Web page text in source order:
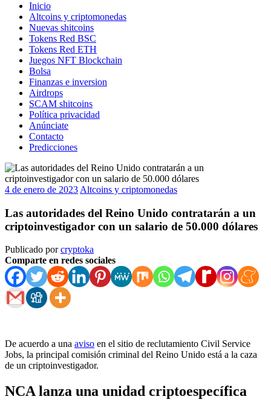
Inicio
Altcoins y criptomonedas
Nuevas shitcoins
Tokens Red BSC
Tokens Red ETH
Juegos NFT Blockchain
Bolsa
Finanzas e inversion
Airdrops
SCAM shitcoins
Política privacidad
Anúnciate
Contacto
Predicciones
4 de enero de 2023 Altcoins y criptomonedas
Las autoridades del Reino Unido contratarán a un
criptoinvestigador con un salario de 50.000 dólares
Publicado porcryptoka
Comparte en redes sociales
De acuerdo a una aviso en el sitio de reclutamiento Civil Service
Jobs, la principal comisión criminal del Reino Unido está a la caza
de un criptoinvestigador.
NCA lanza una unidad criptoespecífica